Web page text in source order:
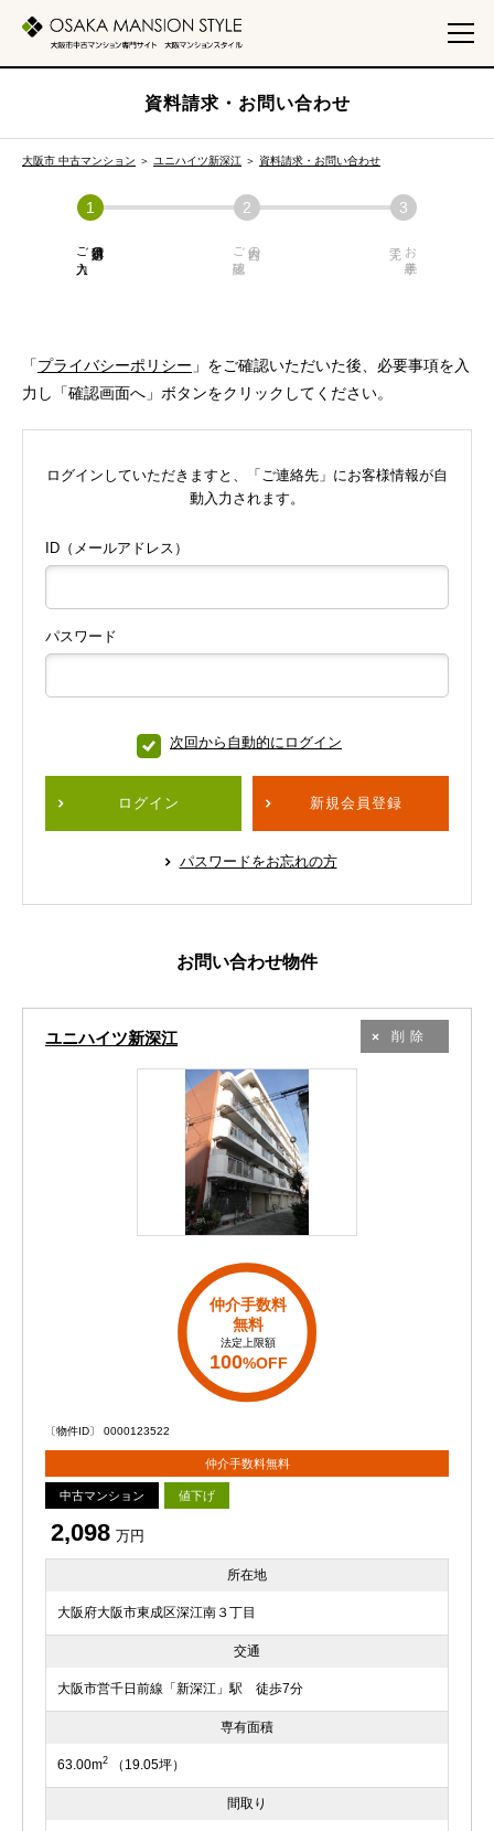
資料請求・お問い合わせ
大阪市 中古マンション ＞ ユニハイツ新深江 ＞ 資料請求・お問い合わせ
必須項目の
ご入力 内容の
ご確認 お手続き
「プライバシーポリシー 」をご確認いただいた後、必要事項を入
力し「確認画面へ」ボタンをクリックしてください。
ログインしていただきますと、「ご連絡先」にお客様情報が自
動入力されます。
ID（メールアドレス）
パスワード
次回から自動的にログイン
ログイン 新規会員登録
パスワードをお忘れの方
お問い合わせ物件
ユニハイツ新深江 削除
仲介手数料
無料
法定上限額
100%OFF
〔物件ID〕 0000123522
仲介手数料無料
中古マンション 値下げ
2,098 万円
所在地
大阪府大阪市東成区深江南３丁目
交通
大阪市営千日前線「新深江」駅 徒歩7分
専有面積
63.00m2 （19.05坪）
間取り